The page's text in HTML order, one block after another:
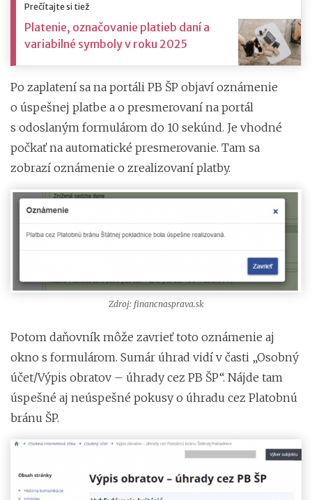
Prečítajte si tiež
Platenie, označovanie platieb daní a
variabilné symboly v roku 2025
Po zaplatení sa na portáli PB ŠP objaví oznámenie
o úspešnej platbe a o presmerovaní na portál
s odoslaným formulárom do 10 sekúnd. Je vhodné
počkať na automatické presmerovanie. Tam sa
zobrazí oznámenie o zrealizovaní platby.
Zdroj: financnasprava.sk
Potom daňovník môže zavrieť toto oznámenie aj
okno s formulárom. Sumár úhrad vidí v časti „Osobný
účet/Výpis obratov – úhrady cez PB ŠP“. Nájde tam
úspešné aj neúspešné pokusy o úhradu cez Platobnú
bránu ŠP.